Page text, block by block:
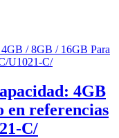
4GB
en referencias
C/